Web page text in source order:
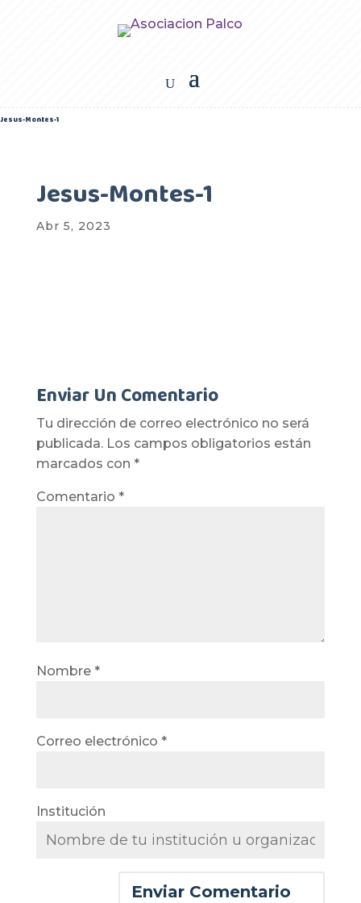
Jesus-Montes-1
Jesus-Montes-1
Abr 5, 2023
Enviar Un Comentario
Tu dirección de correo electrónico no será
publicada. Los campos obligatorios están
marcados con *
Comentario *
Nombre *
Correo electrónico *
Institución